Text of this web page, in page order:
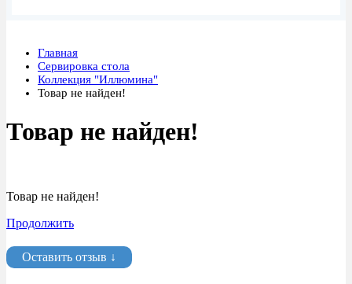
Главная
Сервировка стола
Коллекция "Иллюмина"
Товар не найден!
Товар не найден!
Товар не найден!
Продолжить
Оставить отзыв ↓